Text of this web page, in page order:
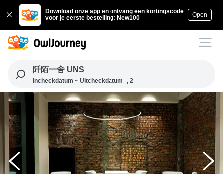
Download onze app en ontvang een kortingscode
voor je eerste bestelling: New100
Open
阡陌一舍 UNS
Incheckdatum ~ Uitcheckdatum , 2